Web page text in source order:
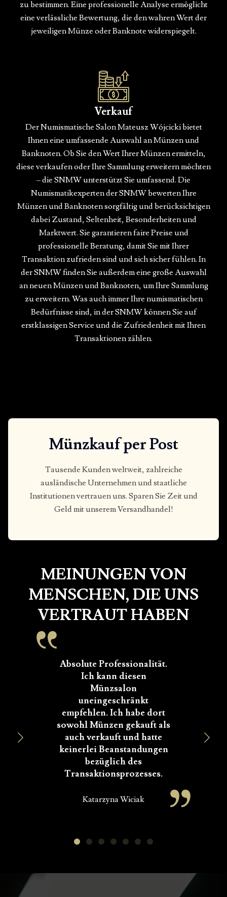
zu bestimmen. Eine professionelle Analyse ermöglicht
eine verlässliche Bewertung, die den wahren Wert der
jeweiligen Münze oder Banknote widerspiegelt.
Verkauf
Der Numismatische Salon Mateusz Wójcicki bietet
Ihnen eine umfassende Auswahl an Münzen und
Banknoten. Ob Sie den Wert Ihrer Münzen ermitteln,
diese verkaufen oder Ihre Sammlung erweitern möchten
– die SNMW unterstützt Sie umfassend. Die
Numismatikexperten der SNMW bewerten Ihre
Münzen und Banknoten sorgfältig und berücksichtigen
dabei Zustand, Seltenheit, Besonderheiten und
Marktwert. Sie garantieren faire Preise und
professionelle Beratung, damit Sie mit Ihrer
Transaktion zufrieden sind und sich sicher fühlen. In
der SNMW finden Sie außerdem eine große Auswahl
an neuen Münzen und Banknoten, um Ihre Sammlung
zu erweitern. Was auch immer Ihre numismatischen
Bedürfnisse sind, in der SNMW können Sie auf
erstklassigen Service und die Zufriedenheit mit Ihren
Transaktionen zählen.
Münzkauf per Post
Tausende Kunden weltweit, zahlreiche
ausländische Unternehmen und staatliche
Institutionen vertrauen uns. Sparen Sie Zeit und
Geld mit unserem Versandhandel!
MEINUNGEN VON
MENSCHEN, DIE UNS
VERTRAUT HABEN
Absolute Professionalität.
Ich kann diesen
Münzsalon
uneingeschränkt
empfehlen. Ich habe dort
sowohl Münzen gekauft als
auch verkauft und hatte
keinerlei Beanstandungen
bezüglich des
Transaktionsprozesses.
Katarzyna Wiciak